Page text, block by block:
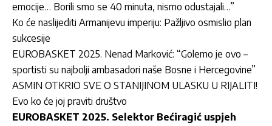
emocije… Borili smo se 40 minuta, nismo odustajali…”
Ko će naslijediti Armanijevu imperiju: Pažljivo osmislio plan
sukcesije
EUROBASKET 2025. Nenad Marković: “Golemo je ovo –
sportisti su najbolji ambasadori naše Bosne i Hercegovine”
ASMIN OTKRIO SVE O STANIJINOM ULASKU U RIJALITI!
Evo ko će joj praviti društvo
EUROBASKET 2025. Selektor Bećiragić uspjeh